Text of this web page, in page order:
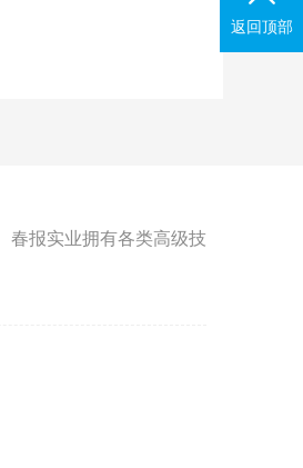
春报实业拥有各类高级技
返回顶部